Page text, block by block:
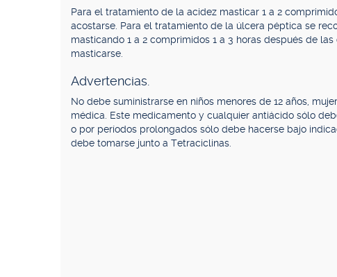
Para el tratamiento de la acidez masticar 1 a 2
acostarse. Para el tratamiento de la úlcera péptica se
masticando 1 a 2 comprimidos 1 a 3 horas después de
masticarse.
Advertencias.
No debe suministrarse en niños menores de 12 años,
médica. Este medicamento y cualquier antiácido sólo
o por períodos prolongados sólo debe hacerse bajo
debe tomarse junto a Tetraciclinas.